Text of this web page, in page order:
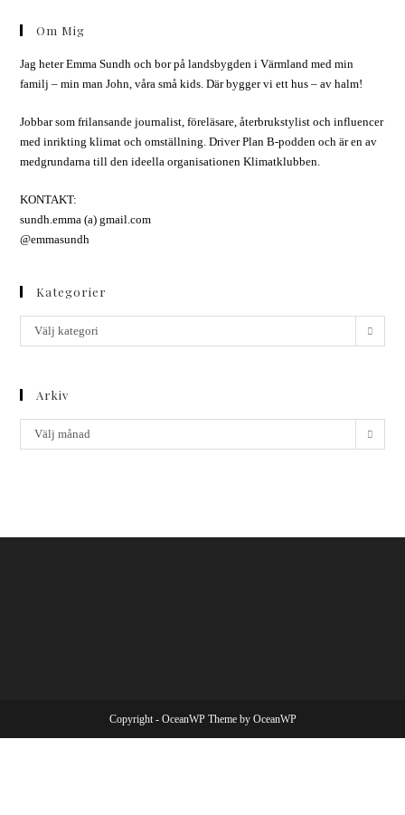
Om Mig
Jag heter Emma Sundh och bor på landsbygden i Värmland med min
familj – min man John, våra små kids. Där bygger vi ett hus – av halm!
Jobbar som frilansande journalist, föreläsare, återbrukstylist och influencer
med inrikting klimat och omställning. Driver Plan B-podden och är en av
medgrundarna till den ideella organisationen Klimatklubben.
KONTAKT:
sundh.emma (a) gmail.com
@emmasundh
Kategorier
Välj kategori
Arkiv
Välj månad
Copyright - OceanWP Theme by OceanWP